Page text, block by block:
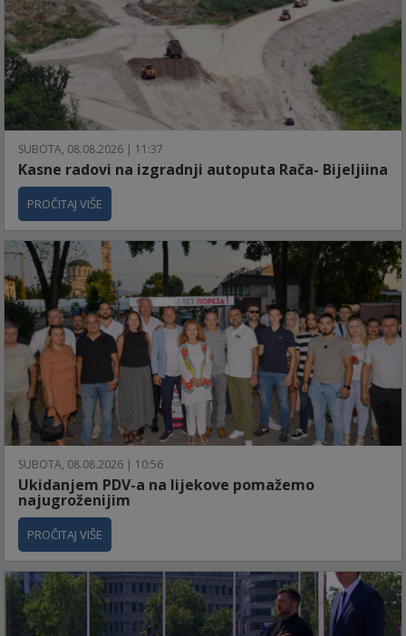
SUBOTA, 08.08.2026 | 11:37
Kasne radovi na izgradnji autoputa Rača- Bijeljiina
PROČITAJ VIŠE
SUBOTA, 08.08.2026 | 10:56
Ukidanjem PDV-a na lijekove pomažemo
najugroženijim
PROČITAJ VIŠE